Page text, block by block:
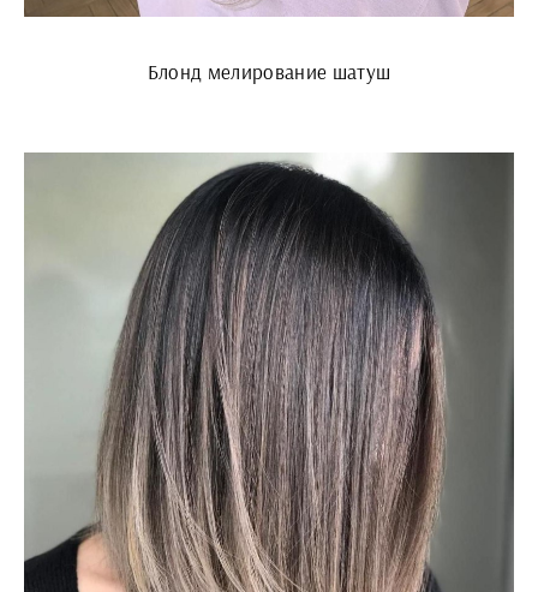
Блонд мелирование шатуш